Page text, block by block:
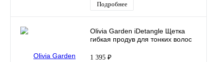
Подробнее
Olivia Garden iDetangle Щетка
гибкая продув для тонких волос
1 395 ₽